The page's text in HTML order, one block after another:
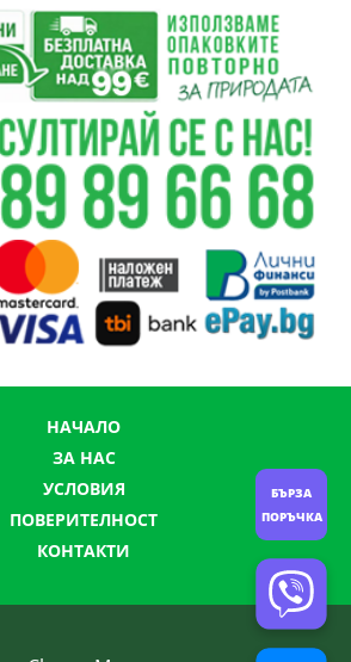
НАЧАЛО
ЗА НАС
УСЛОВИЯ
ПОВЕРИТЕЛНОСТ
КОНТАКТИ
БЪРЗА
ПОРЪЧКА